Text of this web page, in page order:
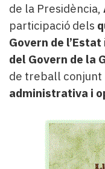
de la Presidència,
participació dels
Govern de l’Estat
del Govern de la
de treball conjunt
administrativa i